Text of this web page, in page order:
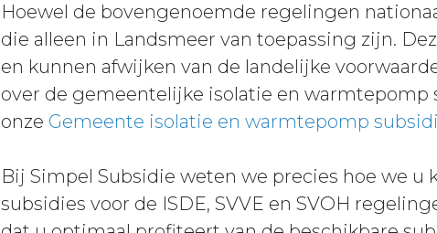
Hoewel de bovengenoemde regelingen
die alleen in Landsmeer van toepassing zijn.
en kunnen afwijken van de landelijke
over de gemeentelijke isolatie en
onze Gemeente isolatie en warmtepomp
Bij Simpel Subsidie weten we precies hoe we u
subsidies voor de ISDE, SVVE en SVOH